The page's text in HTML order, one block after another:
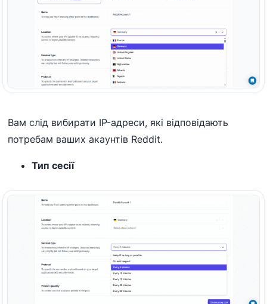
Вам слід вибирати IP-адреси, які відповідають
потребам ваших акаунтів Reddit.
Тип сесії